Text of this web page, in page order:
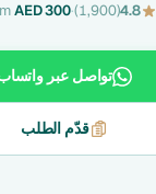
4.8
(1,900)
·
AED 300
تواصل عبر
قدّم الطلب